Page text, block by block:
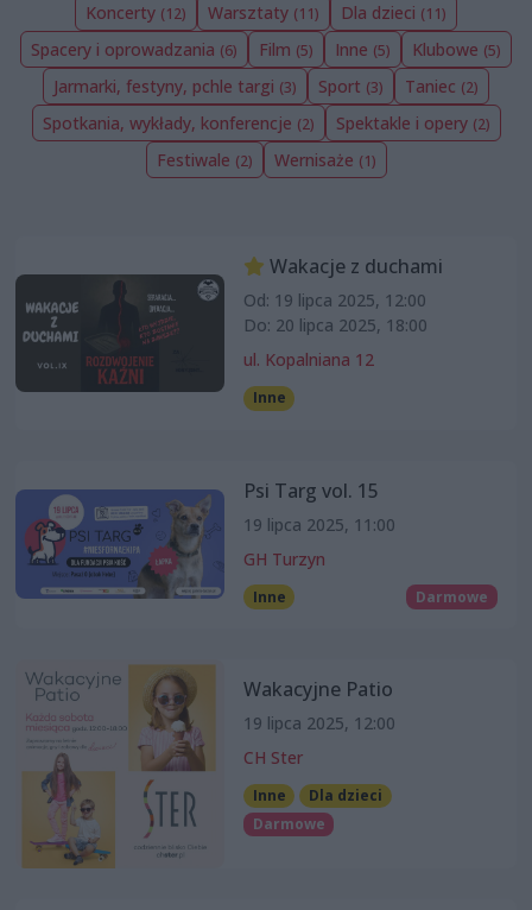
Koncerty (12) Warsztaty (11) Dla dzieci (11)
Spacery i oprowadzania (6) Film (5) Inne (5) Klubowe (5)
Jarmarki, festyny, pchle targi (3) Sport (3) Taniec (2)
Spotkania, wykłady, konferencje (2) Spektakle i opery (2)
Festiwale (2) Wernisaże (1)
Wakacje z duchami
Od: 19 lipca 2025, 12:00
Do: 20 lipca 2025, 18:00
ul. Kopalniana 12
Inne
Psi Targ vol. 15
19 lipca 2025, 11:00
GH Turzyn
Inne Darmowe
Wakacyjne Patio
19 lipca 2025, 12:00
CH Ster
Inne
Dla dzieci
Darmowe